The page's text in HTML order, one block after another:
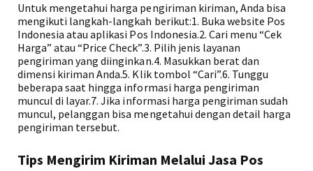
Untuk mengetahui harga pengiriman kiriman, Anda bisa
mengikuti langkah-langkah berikut:1. Buka website Pos
Indonesia atau aplikasi Pos Indonesia.2. Cari menu “Cek
Harga” atau “Price Check”.3. Pilih jenis layanan
pengiriman yang diinginkan.4. Masukkan berat dan
dimensi kiriman Anda.5. Klik tombol “Cari”.6. Tunggu
beberapa saat hingga informasi harga pengiriman
muncul di layar.7. Jika informasi harga pengiriman sudah
muncul, pelanggan bisa mengetahui dengan detail harga
pengiriman tersebut.
Tips Mengirim Kiriman Melalui Jasa Pos